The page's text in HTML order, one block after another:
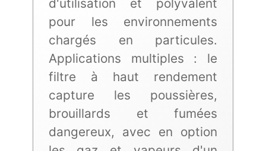
d'utilisation et polyvalent
pour les environnements
chargés en particules.
Applications multiples : le
filtre à haut rendement
capture les poussières,
brouillards et fumées
dangereux, avec en option